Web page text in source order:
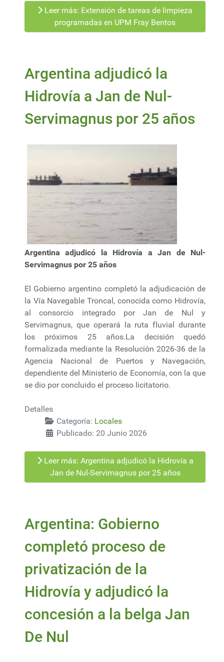
Leer más: Extensión de tareas de limpieza
programadas en UPM Fray Bentos
Argentina adjudicó la
Hidrovía a Jan de Nul-
Servimagnus por 25 años
Argentina adjudicó la Hidrovía a Jan de Nul-
Servimagnus por 25 años
El Gobierno argentino completó la adjudicación de
la Vía Navegable Troncal, conocida como Hidrovía,
al consorcio integrado por Jan de Nul y
Servimagnus, que operará la ruta fluvial durante
los próximos 25 años.La decisión quedó
formalizada mediante la Resolución 2026-36 de la
Agencia Nacional de Puertos y Navegación,
dependiente del Ministerio de Economía, con la que
se dio por concluido el proceso licitatorio.
Detalles
Categoría: Locales
Publicado: 20 Junio 2026
Leer más: Argentina adjudicó la Hidrovía a
Jan de Nul-Servimagnus por 25 años
Argentina: Gobierno
completó proceso de
privatización de la
Hidrovía y adjudicó la
concesión a la belga Jan
De Nul